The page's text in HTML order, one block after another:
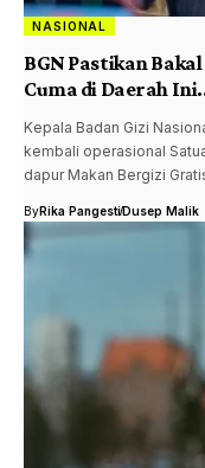
NASIONAL
BGN Pastikan
Cuma di Daerah
Kepala Badan Gizi
kembali operasional
dapur Makan Bergizi
ByRika PangestiDusep Malik